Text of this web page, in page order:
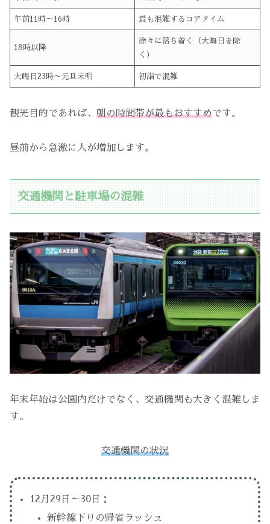
午前11時～16時 最も混雑するコアタイム
18時以降
徐々に落ち着く（大晦日を除
く）
大晦日23時～元旦未明 初詣で混雑
観光目的であれば、 朝の時間帯が最もおすすめです。
昼前から急激に人が増加します。
交通機関と駐車場の混雑
年末年始は公園内だけでなく、交通機関も大きく混雑しま
す。
交通機関の状況
12月29日～30日：
新幹線下りの帰省ラッシュ